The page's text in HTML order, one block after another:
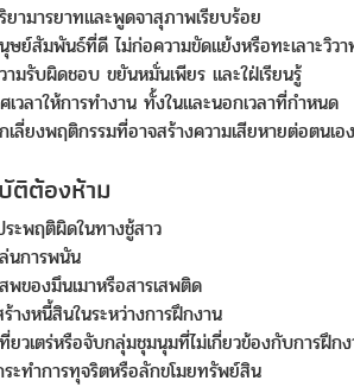
ยามารยาทและพูดจาสุภาพเรียบร้อย
ษย์สัมพันธ์ที่ดี ไม่ก่อความขัดแย้งหรือทะเลาะวิวา
ามรับผิดชอบ ขยันหมั่นเพียร และใฝ่เรียนรู้
เวลาให้การทำงาน ทั้งในและนอกเวลาที่กำหนด
เลี่ยงพฤติกรรมที่อาจสร้างความเสียหายต่อตน
ติต้องห้าม
ระพฤติผิดในทางชู้สาว
ล่นการพนัน
สพของมึนเมาหรือสารเสพติด
ร้างหนี้สินในระหว่างการฝึกงาน
ที่ยวเตร่หรือจับกลุ่มชุมนุมที่ไม่เกี่ยวข้องกับการฝึก
ระทำการทุจริตหรือลักขโมยทรัพย์สิน